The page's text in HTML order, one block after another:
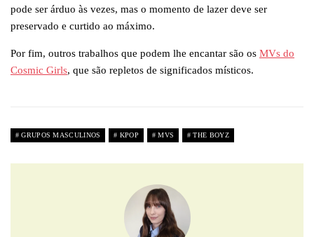
pode ser árduo às vezes, mas o momento de lazer deve ser
preservado e curtido ao máximo.
Por fim, outros trabalhos que podem lhe encantar são os MVs do
Cosmic Girls, que são repletos de significados místicos.
GRUPOS MASCULINOS KPOP MVS THE BOYZ